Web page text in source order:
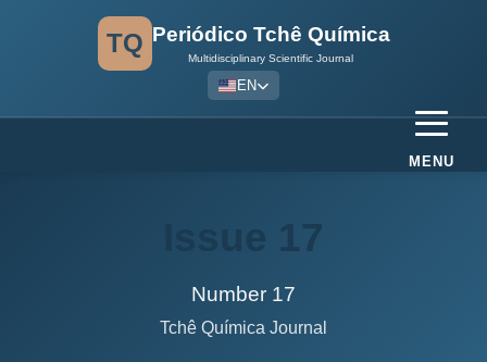
TQ Periódico Tchê Química
Multidisciplinary Scientific Journal
EN
MENU
Issue 17
Number 17
Tchê Química Journal